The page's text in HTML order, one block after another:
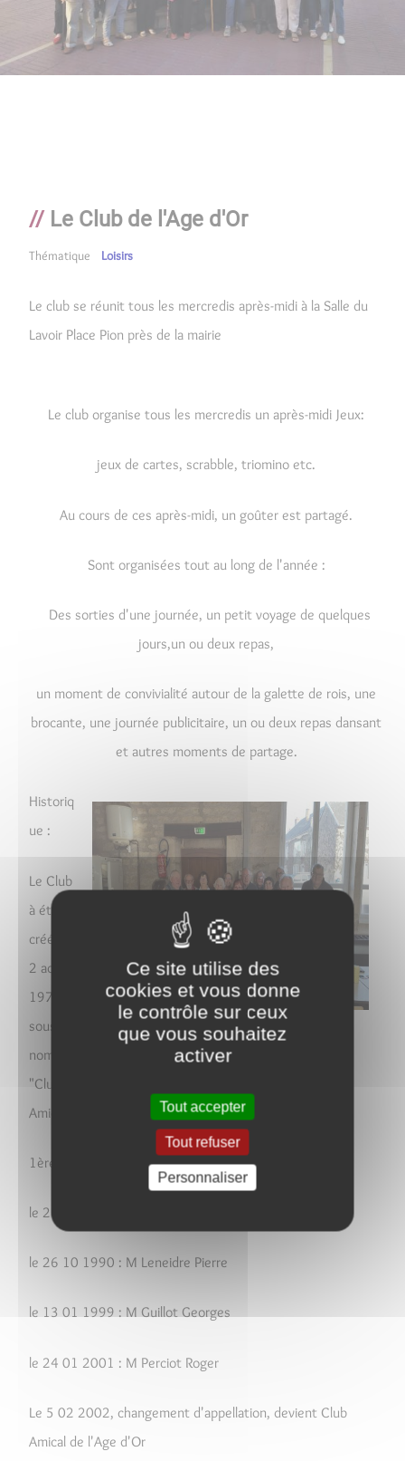
Le Club de l'Age d'Or
Thématique Loisirs
Le club se réunit tous les mercredis après-midi à la Salle du
Lavoir Place Pion près de la mairie
Le club organise tous les mercredis un après-midi Jeux:
jeux de cartes, scrabble, triomino etc.
Au cours de ces après-midi, un goûter est partagé.
Sont organisées tout au long de l'année :
Des sorties d'une journée, un petit voyage de quelques
jours,un ou deux repas,
un moment de convivialité autour de la galette de rois, une
brocante, une journée publicitaire, un ou deux repas dansant
et autres moments de partage.
Quelques membres du club un mercredi
Historiq
ue :
Le Club
à été
créé le
2 août
1979
sous le
nom
"Club
Amical du 3ème Age"
1ère présidente au 2 août 1979 : Mme Lavier
le 28 10 1988 : M Pelotte André
le 26 10 1990 : M Leneidre Pierre
le 13 01 1999 : M Guillot Georges
le 24 01 2001 : M Perciot Roger
Le 5 02 2002, changement d'appellation, devient Club
Amical de l'Age d'Or
Ce site utilise des
cookies et vous donne
le contrôle sur ceux
que vous souhaitez
activer
Tout accepter
Tout refuser
Personnaliser